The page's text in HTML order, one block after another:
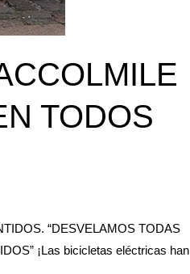
TODOS
“DESVELAMOS TODAS
¡Las bicicletas eléctricas han